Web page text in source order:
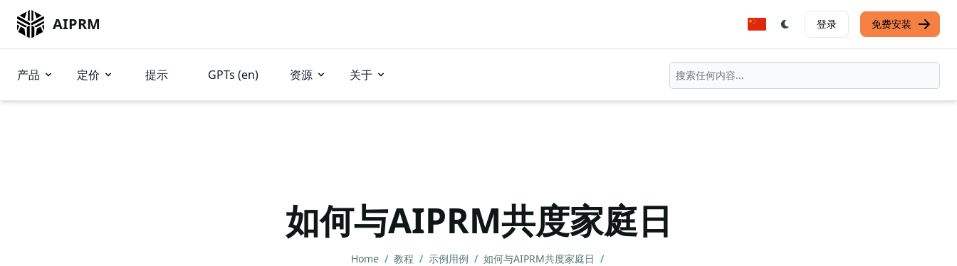
AIPRM 登录 免费安装
产品 定价 提示 GPTs (en) 资源 关于
如何与AIPRM共度家庭日
Home / 教程 / 示例用例 / 如何与AIPRM共度家庭日 /